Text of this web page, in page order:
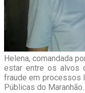
Helena, comandada
estar entre os alvos
fraude em processos
Públicas do Maranhão.